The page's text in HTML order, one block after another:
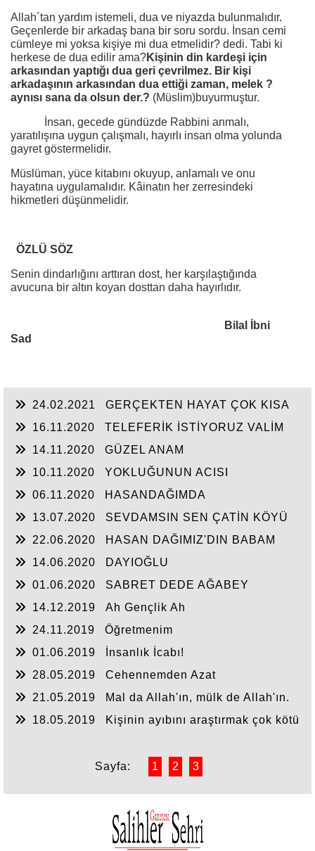
Allah´tan yardım istemeli, dua ve niyazda bulunmalıdır.
Geçenlerde bir arkadaş bana bir soru sordu. İnsan cemi
cümleye mi yoksa kişiye mi dua etmelidir? dedi. Tabi ki
herkese de dua edilir ama?Kişinin din kardeşi için
arkasından yaptığı dua geri çevrilmez. Bir kişi
arkadaşının arkasından dua ettiği zaman, melek ?
aynısı sana da olsun der.? (Müslim)buyurmuştur.
İnsan, gecede gündüzde Rabbini anmalı,
yaratılışına uygun çalışmalı, hayırlı insan olma yolunda
gayret göstermelidir.
Müslüman, yüce kitabını okuyup, anlamalı ve onu
hayatına uygulamalıdır. Kâinatın her zerresindeki
hikmetleri düşünmelidir.
ÖZLÜ SÖZ
Senin dindarlığını arttıran dost, her karşılaştığında
avucuna bir altın koyan dosttan daha hayırlıdır.
Bilal İbni
Sad
24.02.2021
GERÇEKTEN HAYAT ÇOK KISA
16.11.2020
TELEFERİK İSTİYORUZ VALİM
14.11.2020
GÜZEL ANAM
10.11.2020
YOKLUĞUNUN ACISI
06.11.2020
HASANDAĞIMDA
13.07.2020
SEVDAMSIN SEN ÇATİN KÖYÜ
22.06.2020
HASAN DAĞIMIZ'DIN BABAM
14.06.2020
DAYIOĞLU
01.06.2020
SABRET DEDE AĞABEY
14.12.2019
Ah Gençlik Ah
24.11.2019
Öğretmenim
01.06.2019
İnsanlık İcabı!
28.05.2019
Cehennemden Azat
21.05.2019
Mal da Allah'ın, mülk de Allah'ın.
18.05.2019
Kişinin ayıbını araştırmak çok kötü
Sayfa: 1 2 3